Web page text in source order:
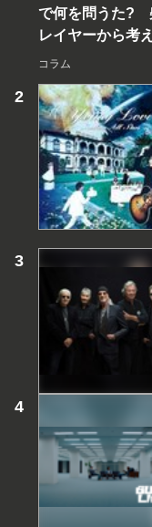
で何を問うた?
レイヤーから考
コラム